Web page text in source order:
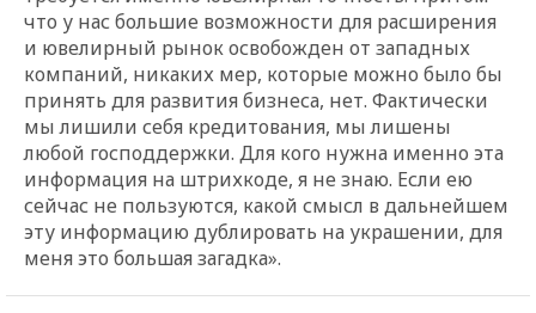
что у нас большие возможности для расширения
и ювелирный рынок освобожден от западных
компаний, никаких мер, которые можно было бы
принять для развития бизнеса, нет. Фактически
мы лишили себя кредитования, мы лишены
любой господдержки. Для кого нужна именно эта
информация на штрихкоде, я не знаю. Если ею
сейчас не пользуются, какой смысл в дальнейшем
эту информацию дублировать на украшении, для
меня это большая загадка».